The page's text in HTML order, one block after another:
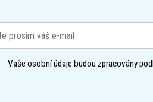
Vaše osobní údaje budou zpracovány